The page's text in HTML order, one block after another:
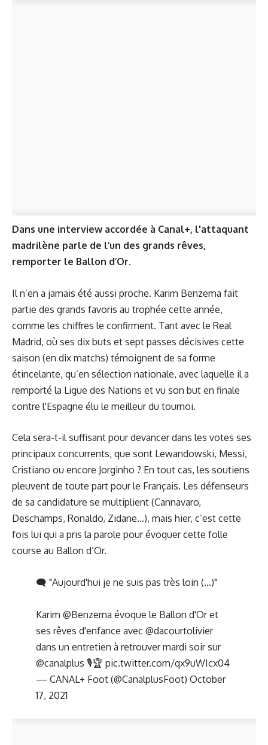
Dans une interview accordée à Canal+, l'attaquant
madrilène parle de l’un des grands rêves,
remporter le Ballon d’Or.
Il n’en a jamais été aussi proche. Karim Benzema fait
partie des grands favoris au trophée cette année,
comme les chiffres le confirment. Tant avec le Real
Madrid, où ses dix buts et sept passes décisives cette
saison (en dix matchs) témoignent de sa forme
étincelante, qu’en sélection nationale, avec laquelle il a
remporté la Ligue des Nations et vu son but en finale
contre l'Espagne élu le meilleur du tournoi.
Cela sera-t-il suffisant pour devancer dans les votes ses
principaux concurrents, que sont Lewandowski, Messi,
Cristiano ou encore Jorginho ? En tout cas, les soutiens
pleuvent de toute part pour le Français. Les défenseurs
de sa candidature se multiplient (Cannavaro,
Deschamps, Ronaldo, Zidane…), mais hier, c’est cette
fois lui qui a pris la parole pour évoquer cette folle
course au Ballon d’Or.
🗨️ "Aujourd'hui je ne suis pas très loin (...)"
Karim @Benzema évoque le Ballon d'Or et
ses rêves d'enfance avec @dacourtolivier
dans un entretien à retrouver mardi soir sur
@canalplus 🎙️🏆 pic.twitter.com/qx9uWIcx04
— CANAL+ Foot (@CanalplusFoot) October
17, 2021